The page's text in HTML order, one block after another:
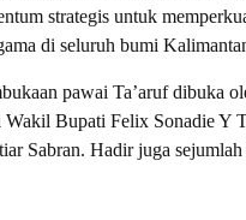
strategis untuk
di seluruh bumi
pawai Ta’aruf dibuka
Wakil Bupati Felix Sonadie Y
Sabran. Hadir juga